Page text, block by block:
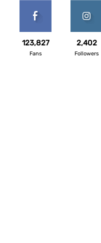
123,827
Fans
2,402
Followers